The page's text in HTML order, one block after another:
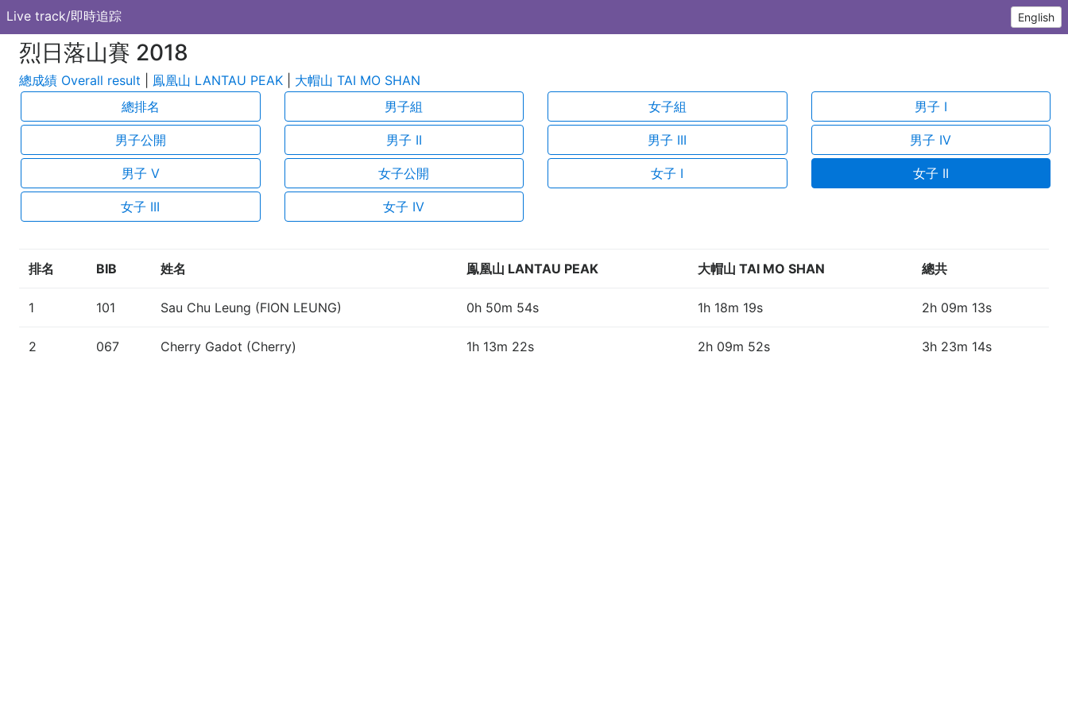
Live track/即時追踪 English
烈日落山賽 2018
總成績 Overall result 鳯凰山 LANTAU PEAK
大帽山 TAI MO SHAN
總排名
男子組 女子組 男子 I
男子公開 男子 II 男子 III 男子 IV
男子 V 女子公開 女子 I 女子 II
女子 III 女子 IV
排名 BIB 姓名 鳯凰山 LANTAU PEAK 大帽山 TAI MO SHAN 總共
1 101 Sau Chu Leung (FION LEUNG) 0h 50m 54s 1h 18m 19s 2h 09m 13s
2 067 Cherry Gadot (Cherry) 1h 13m 22s 2h 09m 52s 3h 23m 14s